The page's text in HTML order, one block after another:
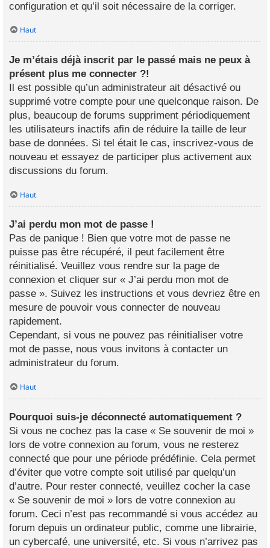
configuration et qu’il soit nécessaire de la corriger.
Haut
Je m’étais déjà inscrit par le passé mais ne peux à
présent plus me connecter ?!
Il est possible qu’un administrateur ait désactivé ou
supprimé votre compte pour une quelconque raison. De
plus, beaucoup de forums suppriment périodiquement
les utilisateurs inactifs afin de réduire la taille de leur
base de données. Si tel était le cas, inscrivez-vous de
nouveau et essayez de participer plus activement aux
discussions du forum.
Haut
J’ai perdu mon mot de passe !
Pas de panique ! Bien que votre mot de passe ne
puisse pas être récupéré, il peut facilement être
réinitialisé. Veuillez vous rendre sur la page de
connexion et cliquer sur « J’ai perdu mon mot de
passe ». Suivez les instructions et vous devriez être en
mesure de pouvoir vous connecter de nouveau
rapidement.
Cependant, si vous ne pouvez pas réinitialiser votre
mot de passe, nous vous invitons à contacter un
administrateur du forum.
Haut
Pourquoi suis-je déconnecté automatiquement ?
Si vous ne cochez pas la case « Se souvenir de moi »
lors de votre connexion au forum, vous ne resterez
connecté que pour une période prédéfinie. Cela permet
d’éviter que votre compte soit utilisé par quelqu’un
d’autre. Pour rester connecté, veuillez cocher la case
« Se souvenir de moi » lors de votre connexion au
forum. Ceci n’est pas recommandé si vous accédez au
forum depuis un ordinateur public, comme une librairie,
un cybercafé, une université, etc. Si vous n’arrivez pas